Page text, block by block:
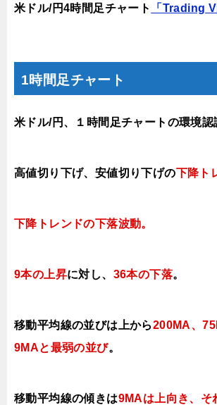
米ドル/円4時間足チャート 「Trading
1時間足チャート
米ドル/円、１時間足チャートの環境認
高値切り下げ、安値切り下げの 下降ト
下降トレンドの下落波動。
9本の上昇に対し、 36本の下落。
移動平均線の並びは上から200MA、
9MAと最弱の並び。
移動平均線の傾きは9MAは上向き、そ